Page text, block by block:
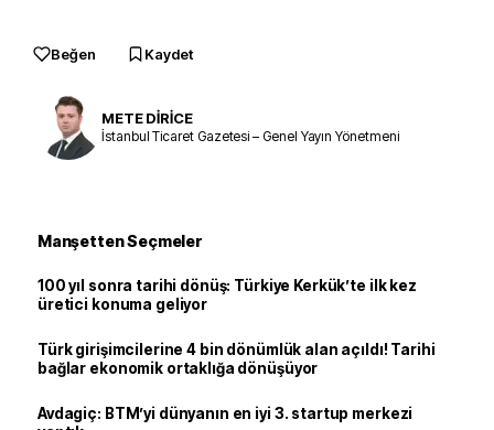
Beğen Kaydet
METE DİRİCE
İstanbul Ticaret Gazetesi – Genel Yayın Yönetmeni
Manşetten Seçmeler
100 yıl sonra tarihi dönüş: Türkiye Kerkük’te ilk kez
üretici konuma geliyor
Türk girişimcilerine 4 bin dönümlük alan açıldı! Tarihi
bağlar ekonomik ortaklığa dönüşüyor
Avdagiç: BTM’yi dünyanın en iyi 3. startup merkezi